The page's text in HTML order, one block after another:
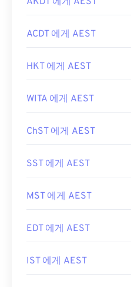
ACDT 에게 AEST
HKT 에게 AEST
WITA 에게 AEST
ChST 에게 AEST
SST 에게 AEST
MST 에게 AEST
EDT 에게 AEST
IST 에게 AEST